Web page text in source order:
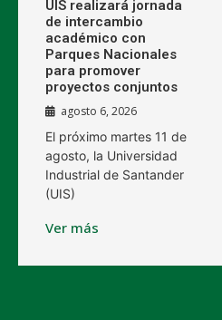
UIS realizará jornada
de intercambio
académico con
Parques Nacionales
para promover
proyectos conjuntos
agosto 6, 2026
El próximo martes 11 de
agosto, la Universidad
Industrial de Santander
(UIS)
Ver más